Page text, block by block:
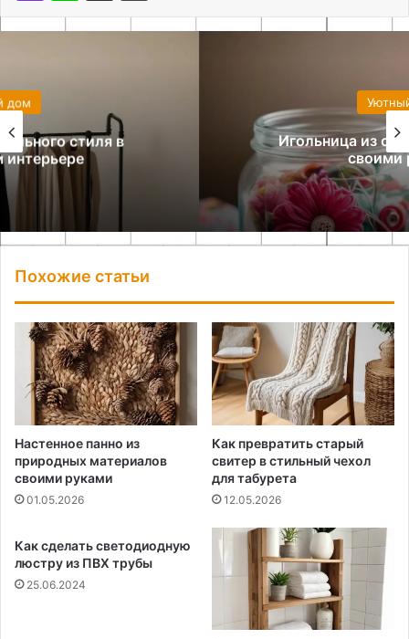
Игольница из стеклянной баночки
своими руками
Похожие статьи
Настенное панно из
природных материалов
своими руками
01.05.2026
Как превратить старый
свитер в стильный чехол
для табурета
12.05.2026
Как сделать светодиодную
люстру из ПВХ трубы
25.06.2024